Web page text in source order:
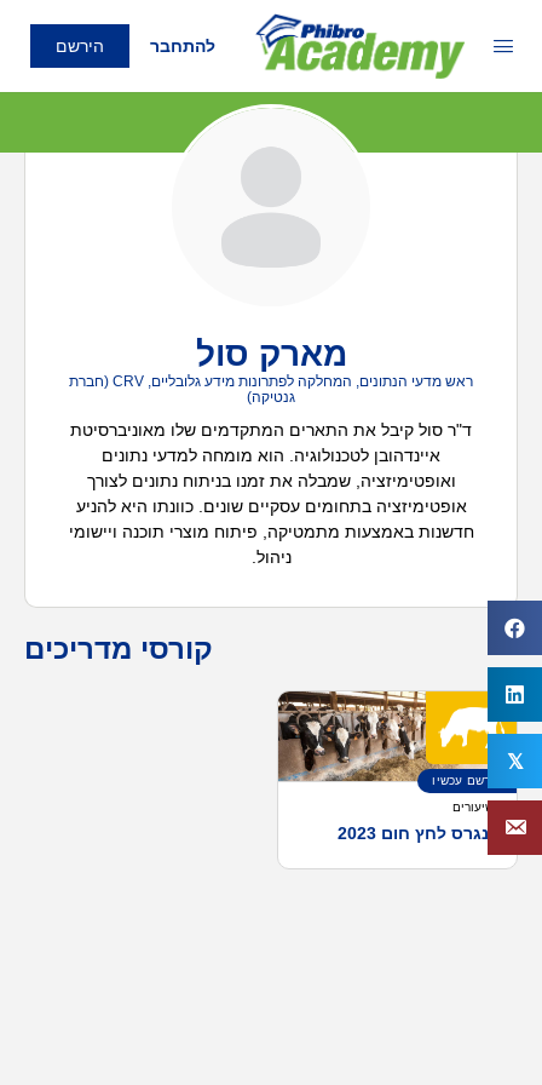
להתחבר הירשם
מארק סול
ראש מדעי הנתונים, המחלקה לפתרונות מידע גלובליים, CRV (חברת
גנטיקה)
ד"ר סול קיבל את התארים המתקדמים שלו מאוניברסיטת
איינדהובן לטכנולוגיה. הוא מומחה למדעי נתונים
ואופטימיזציה, שמבלה את זמנו בניתוח נתונים לצורך
אופטימיזציה בתחומים עסקיים שונים. כוונתו היא להניע
חדשנות באמצעות מתמטיקה, פיתוח מוצרי תוכנה ויישומי
ניהול.
קורסי מדריכים
הירשם עכשיו
קונגרס לחץ חום 2023
𝕏